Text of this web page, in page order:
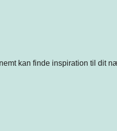
kan finde inspiration til dit